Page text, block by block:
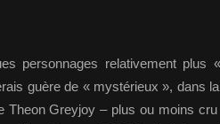
personnages relativement plus
guère de « mystérieux », dans
Theon Greyjoy – plus ou moins